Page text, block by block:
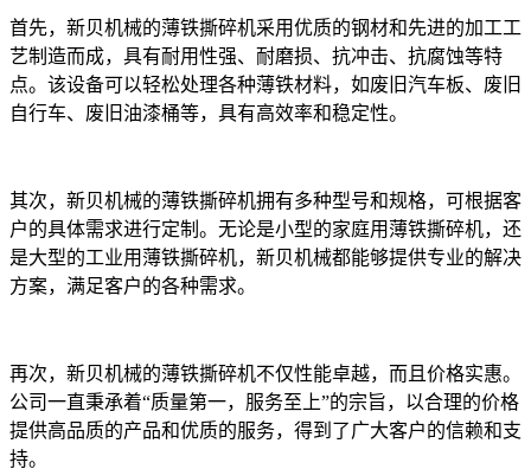
首先，新贝机械的薄铁撕碎机采用优质的钢材和先进的加工工
艺制造而成，具有耐用性强、耐磨损、抗冲击、抗腐蚀等特
点。该设备可以轻松处理各种薄铁材料，如废旧汽车板、废旧
自行车、废旧油漆桶等，具有高效率和稳定性。
其次，新贝机械的薄铁撕碎机拥有多种型号和规格，可根据客
户的具体需求进行定制。无论是小型的家庭用薄铁撕碎机，还
是大型的工业用薄铁撕碎机，新贝机械都能够提供专业的解决
方案，满足客户的各种需求。
再次，新贝机械的薄铁撕碎机不仅性能卓越，而且价格实惠。
公司一直秉承着“质量第一，服务至上”的宗旨，以合理的价格
提供高品质的产品和优质的服务，得到了广大客户的信赖和支
持。